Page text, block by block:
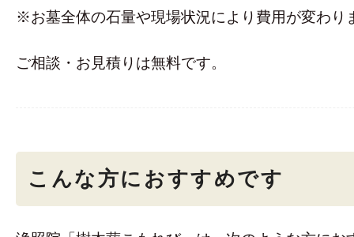
※お墓全体の石量や現場状況により費用が変わり
ご相談・お見積りは無料です。
こんな方におすすめです